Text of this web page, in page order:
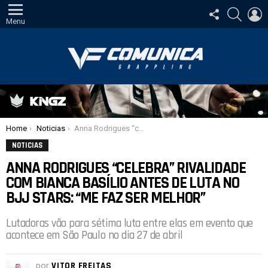
Menu
SIGA-
NOS
Você está aqui:
Home Noticias Anna Rodrigues “celebra” rivalidade com Bianca Basílio antes de luta no BJJ Stars: “Me faz ser melhor”
NOTICIAS
ANNA RODRIGUES “CELEBRA” RIVALIDADE
COM BIANCA BASÍLIO ANTES DE LUTA NO
BJJ STARS: “ME FAZ SER MELHOR”
Lutadoras vão para sétima luta entre elas em evento que
acontece em São Paulo no dia 27 de abril
por VITOR FREITAS